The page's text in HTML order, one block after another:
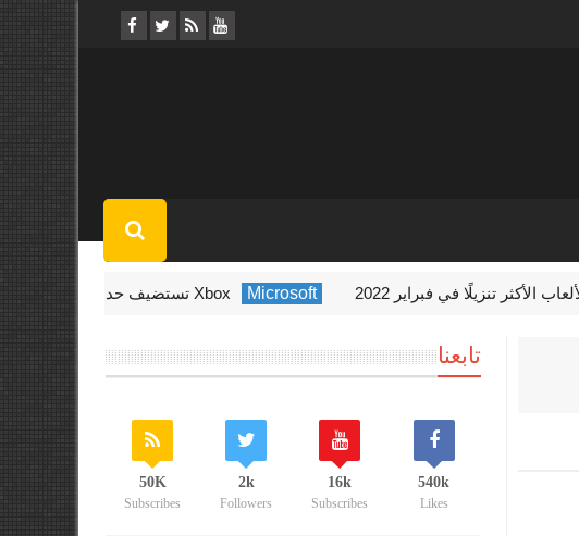
Microsoft Xbox تستضيف حدث Indie Showcase الأسبوع المقبل
تابعنا
540k
Likes
16k
Subscribes
2k
Followers
50K
Subscribes